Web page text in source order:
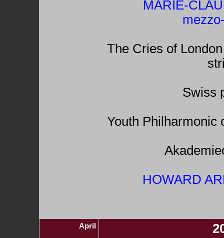
MARIE-
The Cries of
Swiss
Youth Philharmonic
HOWARD
April